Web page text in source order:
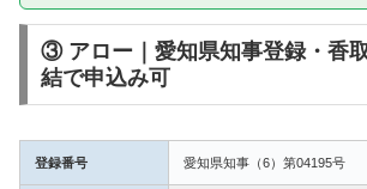
③ アロー｜愛知県知事登録・香
結で申込み可
登録番号 愛知県知事（6）第04195号